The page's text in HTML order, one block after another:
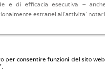
per consentire funzioni del sito
e di efficacia esecutiva –
estranei all’attivita`
- Studio Notarile Di Marco
20146 Milano - Tel. 0283623030